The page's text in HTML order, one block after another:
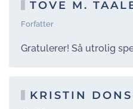
TOVE M.
Forfatter
Gratulerer! Så utrolig
KRISTIN